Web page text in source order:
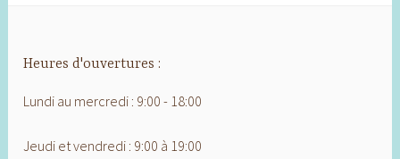
Heures d'ouvertures :
Lundi au mercredi : 9:00 - 18:00
Jeudi et vendredi : 9:00 à 19:00